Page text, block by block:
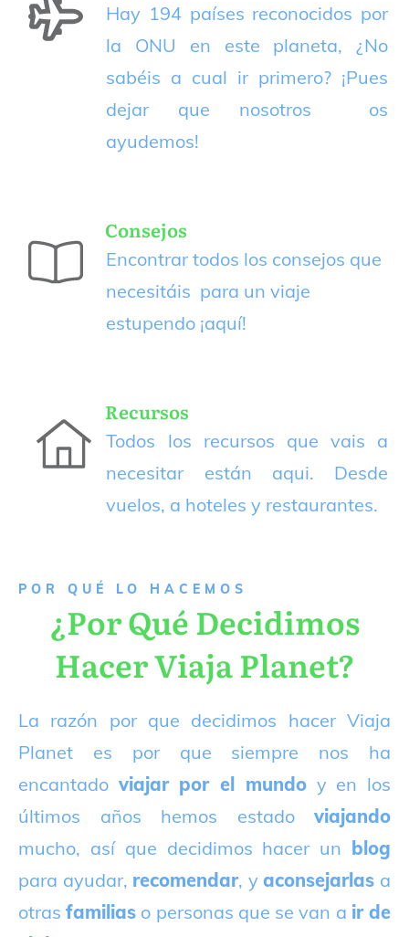
Hay 194 países reconocidos por
la ONU en este planeta, ¿No
sabéis a cual ir primero? ¡Pues
dejar que nosotros os
ayudemos!
Consejos
Encontrar todos los consejos que
necesitáis para un viaje
estupendo ¡aquí!
Recursos
Todos los recursos que vais a
necesitar están aqui. Desde
vuelos, a hoteles y restaurantes.
P OR QUÉ LO HACEMOS
¿Por Qué Decidimos
Hacer Viaja Planet?
La razón por que decidimos hacer Viaja
Planet es por que siempre nos ha
encantado viajar por el mundoy en los
últimos años hemos estado viajando
mucho, así que decidimos hacer un blog
para ayudar, recomendar, yaconsejarlas a
otrasfamilias o personas que se van a ir de